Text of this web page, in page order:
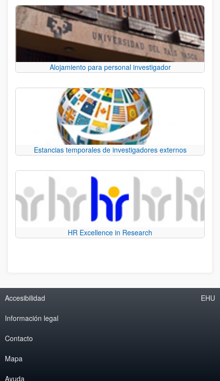
Alojamiento para personal investigador
Estancias temporales de investigadores externos
HR Excellence in Research
Accesibilidad
Información legal
Contacto
Mapa
Ayuda
EHU